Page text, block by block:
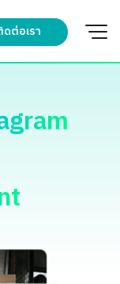
ดต่อเรา